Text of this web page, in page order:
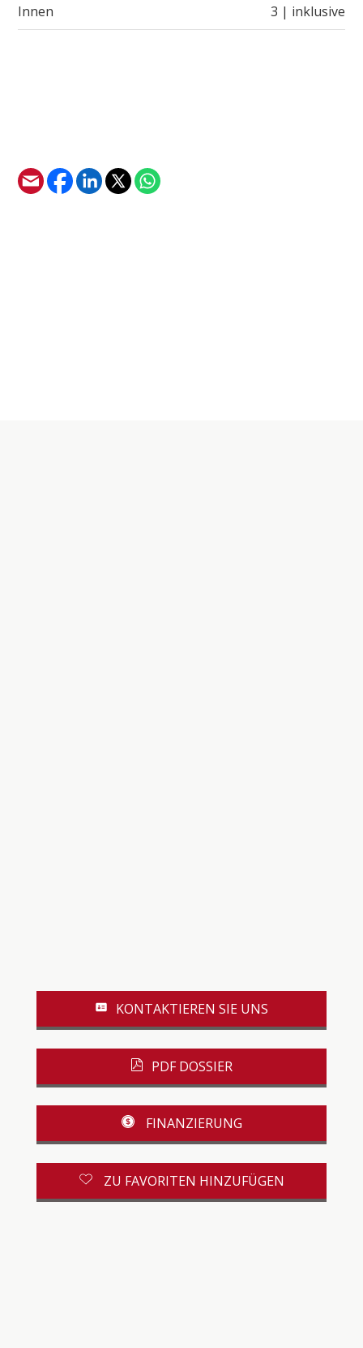
Innen 3 | inklusive
KONTAKTIEREN SIE UNS
PDF DOSSIER
FINANZIERUNG
ZU FAVORITEN HINZUFÜGEN